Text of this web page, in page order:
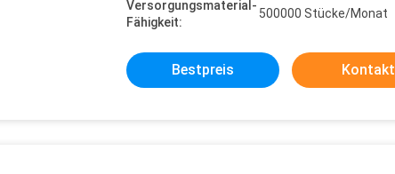
Versorgungsmaterial-
Fähigkeit:
500000 Stücke/Monat
Bestpreis Kontakt